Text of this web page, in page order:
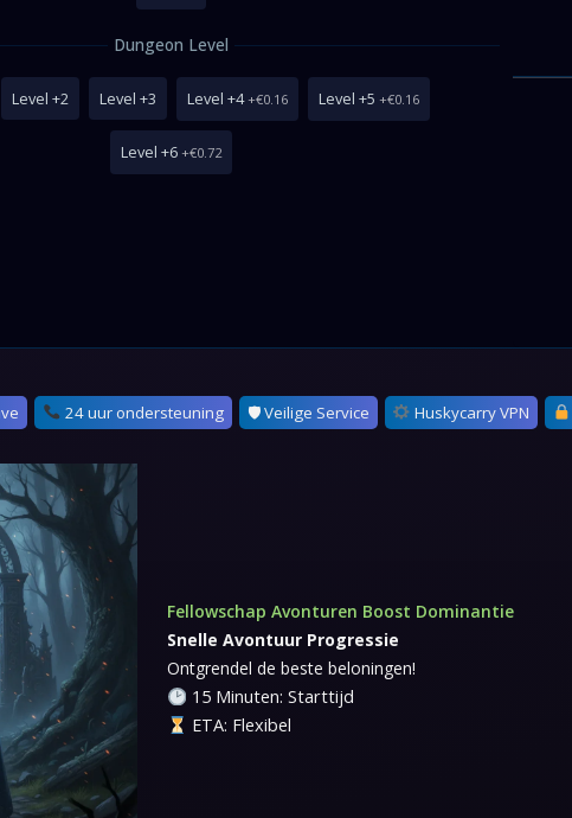
Dungeon Level
Level +2 Level +3 Level +4+€0.16 Level +5 +€0.16
Level +6 +€0.72
24 uur ondersteuning 🛡 Veilige Service Huskycarry VPN
Fellowschap Avonturen Boost Dominantie
Snelle Avontuur Progressie
Ontgrendel de beste beloningen!
15 Minuten: Starttijd
ETA: Flexibel